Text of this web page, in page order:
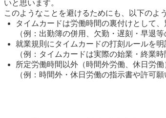
いと思います。
このようなことを避けるためにも、以下のよ
タイムカードは労働時間の裏付けとして
（例：出勤簿の併用、欠勤・遅刻・早退
就業規則にタイムカードの打刻ルールを明
（例：タイムカードは実際の始業・終業
所定労働時間以外（時間外労働、休日労
（例：時間外・休日労働の指示書や許可願